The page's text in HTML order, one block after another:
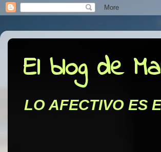
El blog de
LO AFECTIVO ES